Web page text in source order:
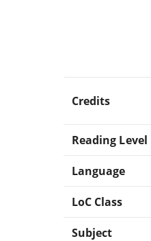
Credits
Reading Level
Language
LoC Class
Subject